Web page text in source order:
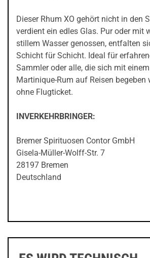
Dieser Rhum XO gehört nicht in den
verdient ein edles Glas. Pur oder mit
stillem Wasser genossen, entfalten
Schicht für Schicht. Ideal für
Sammler oder alle, die sich mit
Martinique-Rum auf Reisen
ohne Flugticket.
INVERKEHRBRINGER:
Bremer Spirituosen Contor GmbH
Gisela-Müller-Wolff-Str. 7
28197 Bremen
Deutschland